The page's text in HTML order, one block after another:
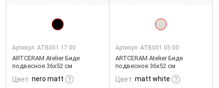
Артикул: ATB001 17 00
ARTCERAM Atelier Биде
подвесное 36х52 см
Цвет: nero matt
Артикул: ATB001 05 00
ARTCERAM Atelier Биде
подвесное 36х52 см
Цвет: matt white